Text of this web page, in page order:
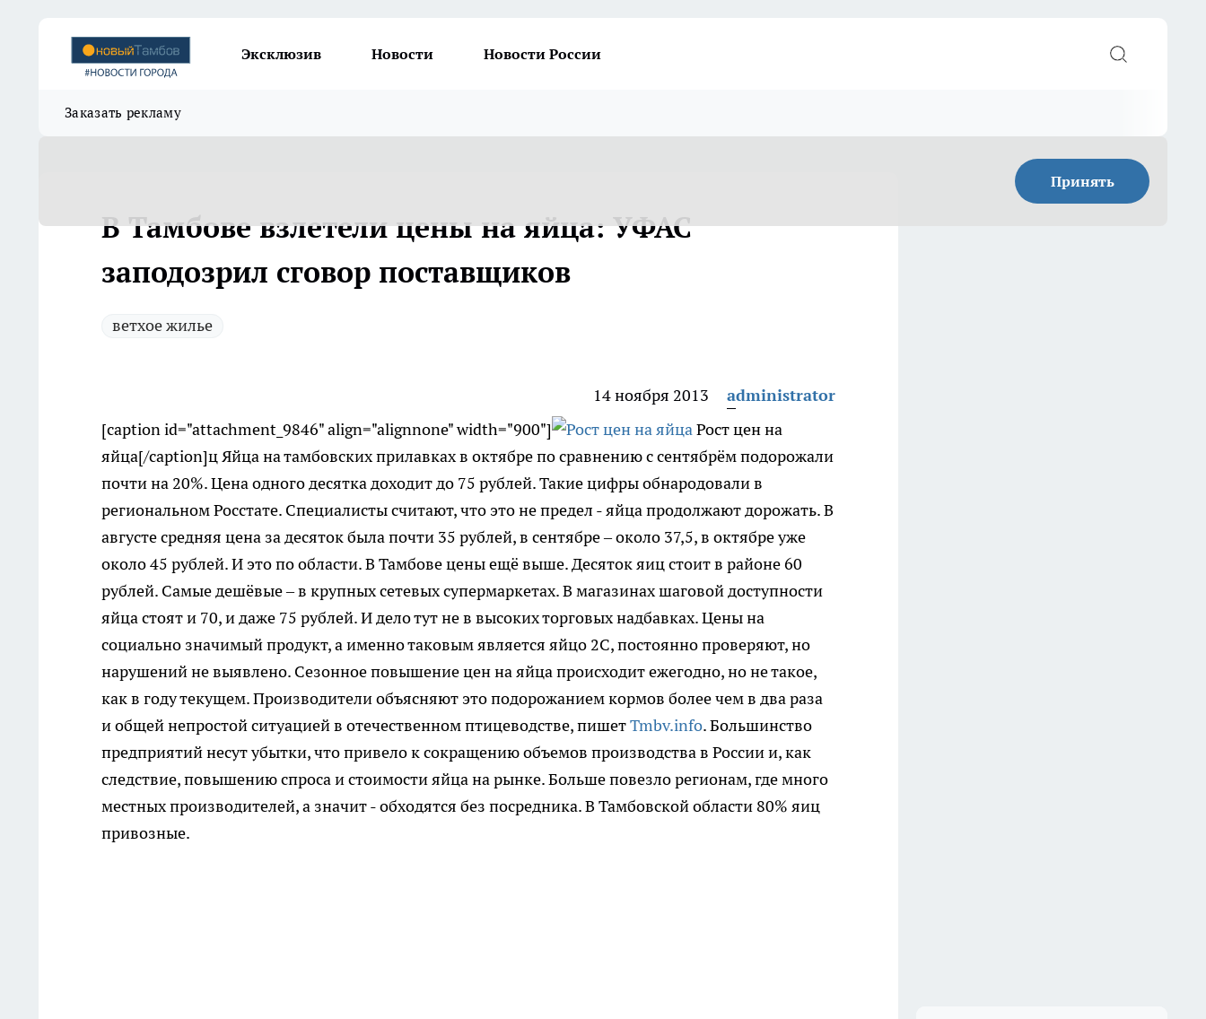
Эксклюзив Новости Новости России
Заказать рекламу
Принять
В Тамбове взлетели цены на яйца: УФАС
заподозрил сговор поставщиков
ветхое жилье
14 ноября 2013
administrator
[caption id="attachment_9846" align="alignnone" width="900"]
Рост цен на
яйца[/caption]ц Яйца на тамбовских прилавках в октябре по сравнению с сентябрём подорожали
почти на 20%. Цена одного десятка доходит до 75 рублей. Такие цифры обнародовали в
региональном Росстате. Специалисты считают, что это не предел - яйца продолжают дорожать. В
августе средняя цена за десяток была почти 35 рублей, в сентябре – около 37,5, в октябре уже
около 45 рублей. И это по области. В Тамбове цены ещё выше. Десяток яиц стоит в районе 60
рублей. Самые дешёвые – в крупных сетевых супермаркетах. В магазинах шаговой доступности
яйца стоят и 70, и даже 75 рублей. И дело тут не в высоких торговых надбавках. Цены на
социально значимый продукт, а именно таковым является яйцо 2С, постоянно проверяют, но
нарушений не выявлено. Сезонное повышение цен на яйца происходит ежегодно, но не такое,
как в году текущем. Производители объясняют это подорожанием кормов более чем в два раза
и общей непростой ситуацией в отечественном птицеводстве, пишетTmbv.info. Большинство
предприятий несут убытки, что привело к сокращению объемов производства в России и, как
следствие, повышению спроса и стоимости яйца на рынке. Больше повезло регионам, где много
местных производителей, а значит - обходятся без посредника. В Тамбовской области 80% яиц
привозные.